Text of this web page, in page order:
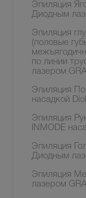
Эпиляция
Диодным
Эпиляция
(половые
по линии
лазером
Эпиляция
насадкой
Эпиляция
INMODE
Эпиляция
Диодным
Эпиляция
лазером